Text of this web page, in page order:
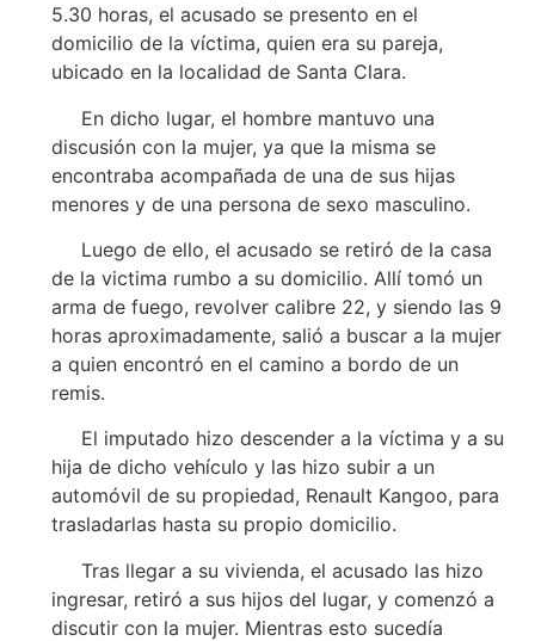
5.30 horas, el acusado se presento en el
domicilio de la víctima, quien era su pareja,
ubicado en la localidad de Santa Clara.
En dicho lugar, el hombre mantuvo una
discusión con la mujer, ya que la misma se
encontraba acompañada de una de sus hijas
menores y de una persona de sexo masculino.
Luego de ello, el acusado se retiró de la casa
de la victima rumbo a su domicilio. Allí tomó un
arma de fuego, revolver calibre 22, y siendo las 9
horas aproximadamente, salió a buscar a la mujer
a quien encontró en el camino a bordo de un
remis.
El imputado hizo descender a la víctima y a su
hija de dicho vehículo y las hizo subir a un
automóvil de su propiedad, Renault Kangoo, para
trasladarlas hasta su propio domicilio.
Tras llegar a su vivienda, el acusado las hizo
ingresar, retiró a sus hijos del lugar, y comenzó a
discutir con la mujer. Mientras esto sucedía